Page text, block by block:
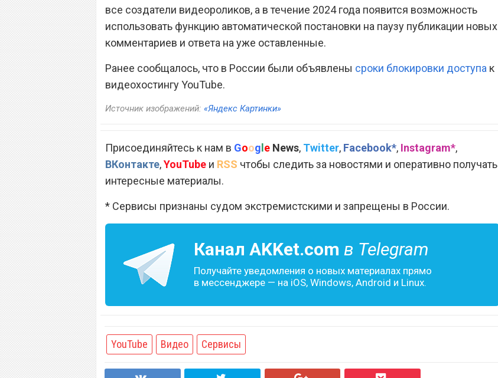
все создатели видеороликов, а в течение 2024 года появится возможность
использовать функцию автоматической постановки на паузу публикации новых
комментариев и ответа на уже оставленные.
Ранее сообщалось, что в России были объявлены сроки блокировки доступа к
видеохостингу YouTube.
Источник изображений: «Яндекс Картинки»
Присоединяйтесь к нам в Goog e News, Twitter, Facebook*, Instagram*,
ВКонтакте,YouTube и RSS чтобы следить за новостями и оперативно получать
интересные материалы.
* Сервисы признаны судом экстремистскими и запрещены в России.
Канал AKKet.com в Telegram
Получайте уведомления о новых материалах прямо
в мессенджере — на iOS, Windows, Android и Linux.
YouTube Видео Сервисы